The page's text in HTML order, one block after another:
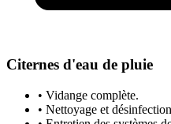
Citernes d'eau de pluie
• Vidange complète.
• Nettoyage et